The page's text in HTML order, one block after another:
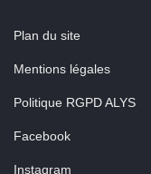
Plan du site
Mentions légales
Politique RGPD ALYS
Facebook
Instagram